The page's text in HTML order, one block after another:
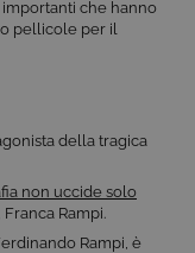
importanti che hanno
pellicole per il
della tragica
non uccide solo
Rampi.
Rampi, è